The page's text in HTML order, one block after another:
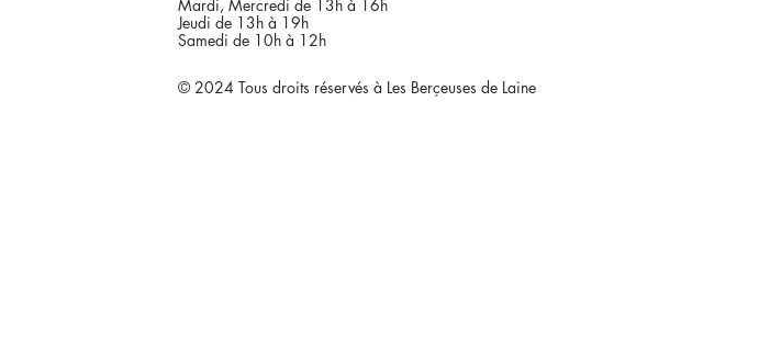
Mardi, Mercredi de 13h à 16h
Jeudi de 13h à 19h
Samedi de 10h à 12h
© 2024 Tous droits réservés à Les Berçeuses de Laine